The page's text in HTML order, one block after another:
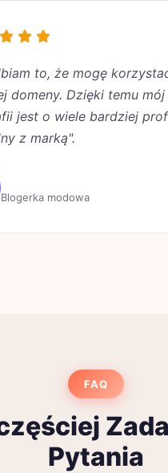
to, że mogę
domeny. Dzięki temu
jest o wiele bardziej
z marką".
Blogerka modowa
FAQ
Pytania